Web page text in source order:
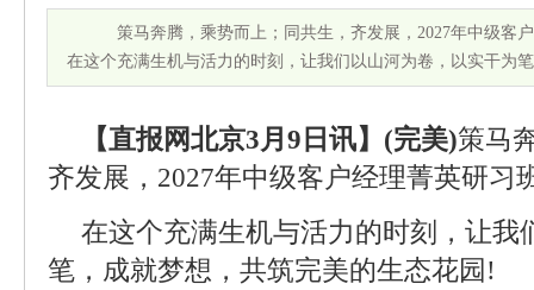
策马奔腾，乘势而上；同共生，齐发展，2027年中级
在这个充满生机与活力的时刻，让我们以山河为卷，以实干为
【直报网北京3月9日讯】(完美)策马
齐发展，2027年中级客户经理菁英研习
在这个充满生机与活力的时刻，让我
笔，成就梦想，共筑完美的生态花园!